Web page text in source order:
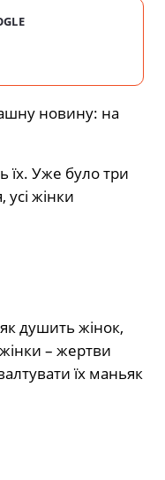
новину: на
їх. Уже було три
жінки
душить жінок,
– жертви
їх маньяк